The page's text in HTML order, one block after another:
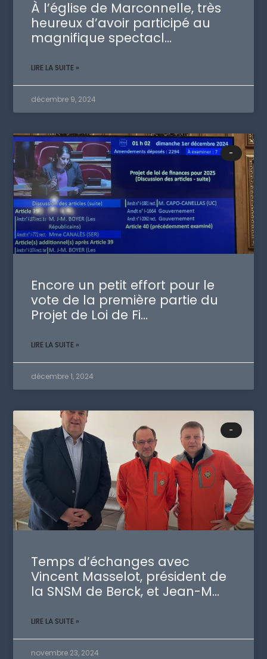
À l’église de Marconnelle, très
heureux d’avoir participé au
magnifique spectacl…
LIRE LA SUITE »
décembre 9, 2024
-
Encore un petit effort pour le
vote de la première partie du
Projet de Loi de Fi…
LIRE LA SUITE »
décembre 1, 2024
-
Temps d’échanges avec
Vincent Masselot, président de
la SNSM de Berck, et Jean-M…
LIRE LA SUITE »
novembre 23, 2024